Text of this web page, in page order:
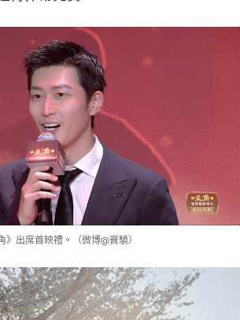
出席首映禮。（微博@竇驍）